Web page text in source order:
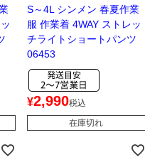
S～4L シンメン 春夏作業
服 作業着 4WAY ストレッ
チライトショートパンツ
06453
¥2,990税込
在庫切れ